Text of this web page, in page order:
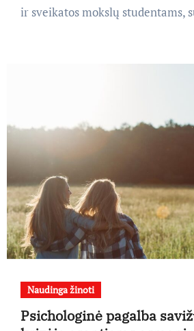
ir sveikatos mokslų studentams,
Naudinga žinoti
Psichologinė pagalba